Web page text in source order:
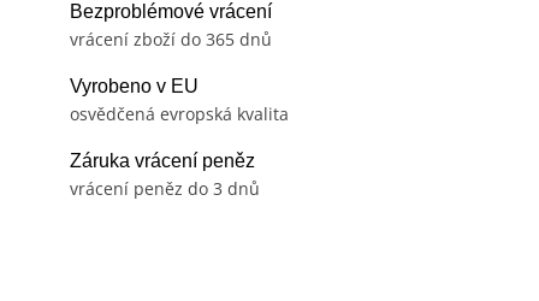
Bezproblémové vrácení
vrácení zboží do 365 dnů
Vyrobeno v EU
osvědčená evropská kvalita
Záruka vrácení peněz
vrácení peněz do 3 dnů